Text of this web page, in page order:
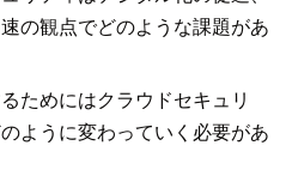
の観点でどのような課題があ
ためにはクラウドセキュリ
ように変わっていく必要があ